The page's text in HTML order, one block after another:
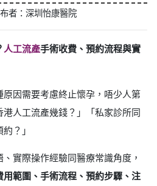
者：深圳怡康醫院
人工流產手術收費、預約流程與實
原因需要考慮終止懷孕，唔少人第
人工流產幾錢？」「私家診所同
？」
實際操作經驗同醫療常識角度，
用範圍、手術流程、預約步驟、注